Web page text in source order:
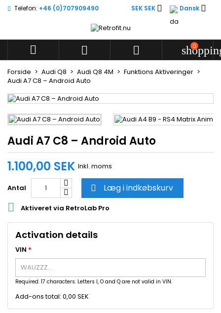
Telefon: +46 (0)707909490 Dansk 
SEK SEK 
   0
Forside Audi Q8 Audi Q8 4M
Funktions Aktiveringer
Audi A7 C8 – Android Auto
Audi A7 C8 – Android Auto
1.100,00 SEK Inkl. moms
Antal  Læg i indkøbskurv
 Aktiveret via RetroLab Pro
Activation details
VIN *
Required. 17 characters. Letters I, O and Q are not valid in VIN.
Add-ons total: 0,00 SEK
Create new
((label))
((cancelText)) ((createText))
Du skal være logget på for at gemme produkter på din
ønskeliste.